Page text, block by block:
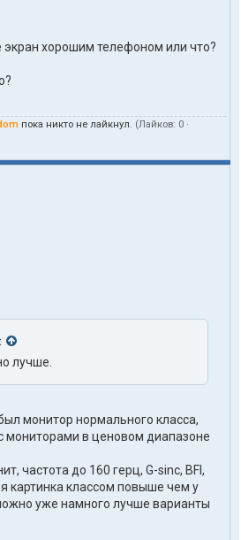
экран хорошим телефоном или что?
пока никто не лайкнул. (Лайков: 0 ·
лучше.
монитор нормального класса,
мониторами в ценовом диапазоне
частота до 160 герц, G-sinc, BFI,
картинка классом повыше чем у
уже намного лучше варианты